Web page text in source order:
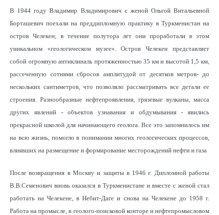
В 1944 году Владимир Владимирович с женой Ольгой Витальевной
Борташевич поехали на преддипломную практику в Туркменистан на
остров Челекен; в течение полутора лет они проработали в этом
уникальном «геологическом музее». Остров Челекен представляет
собой огромную антиклиналь протяженностью 35 км и высотой 1,5 км,
рассеченную сотнями сбросов амплитудой от десятков метров- до
нескольких сантиметров, что позволяло рассматривать все детали ее
строения. Разнообразные нефтепроявления, грязевые вулканы, масса
других явлений - объектов узнавания и обдумывания - явились
прекрасной школой для начинающего геолога. Все это запомнилось им
на всю жизнь, помогло в понимании многих геологических процессов,
влиявших на размещение и формирование месторождений нефти и газа
После возвращения в Москву и защиты в 1946 г. Дипломной работы
В.В.Семенович вновь оказался в Туркменистане и вместе с женой стал
работать на Челекене, в Небит-Даге и снова на Челекене до 1958 г.
Работа на промысле, в геолого-поисковой конторе и нефтепромысловом